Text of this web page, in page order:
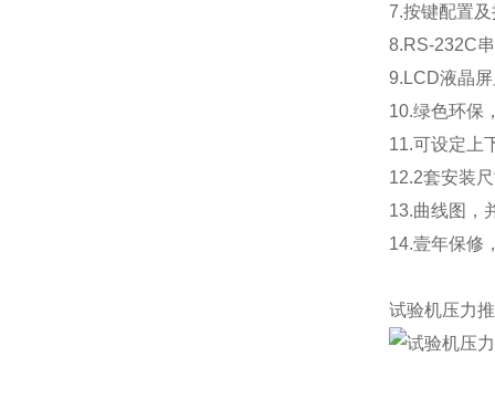
7.按键配置
8.RS-232C
9.LCD液晶
10.绿色环保
11.可设定上
12.2套安装
13.曲线图，
14.壹年保修
试验机压力